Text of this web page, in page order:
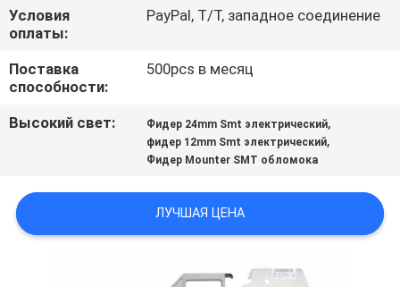
НОВОСТИ
SHOPPING
ON
КАРТА
САЙТА
Условия
оплаты:
PayPal, T/T, западное соединение
Поставка
способности:
500pcs в месяц
Высокий свет: Фидер 24mm Smt электрический,
фидер 12mm Smt электрический,
Фидер Mounter SMT обломока
ЛУЧШАЯ ЦЕНА